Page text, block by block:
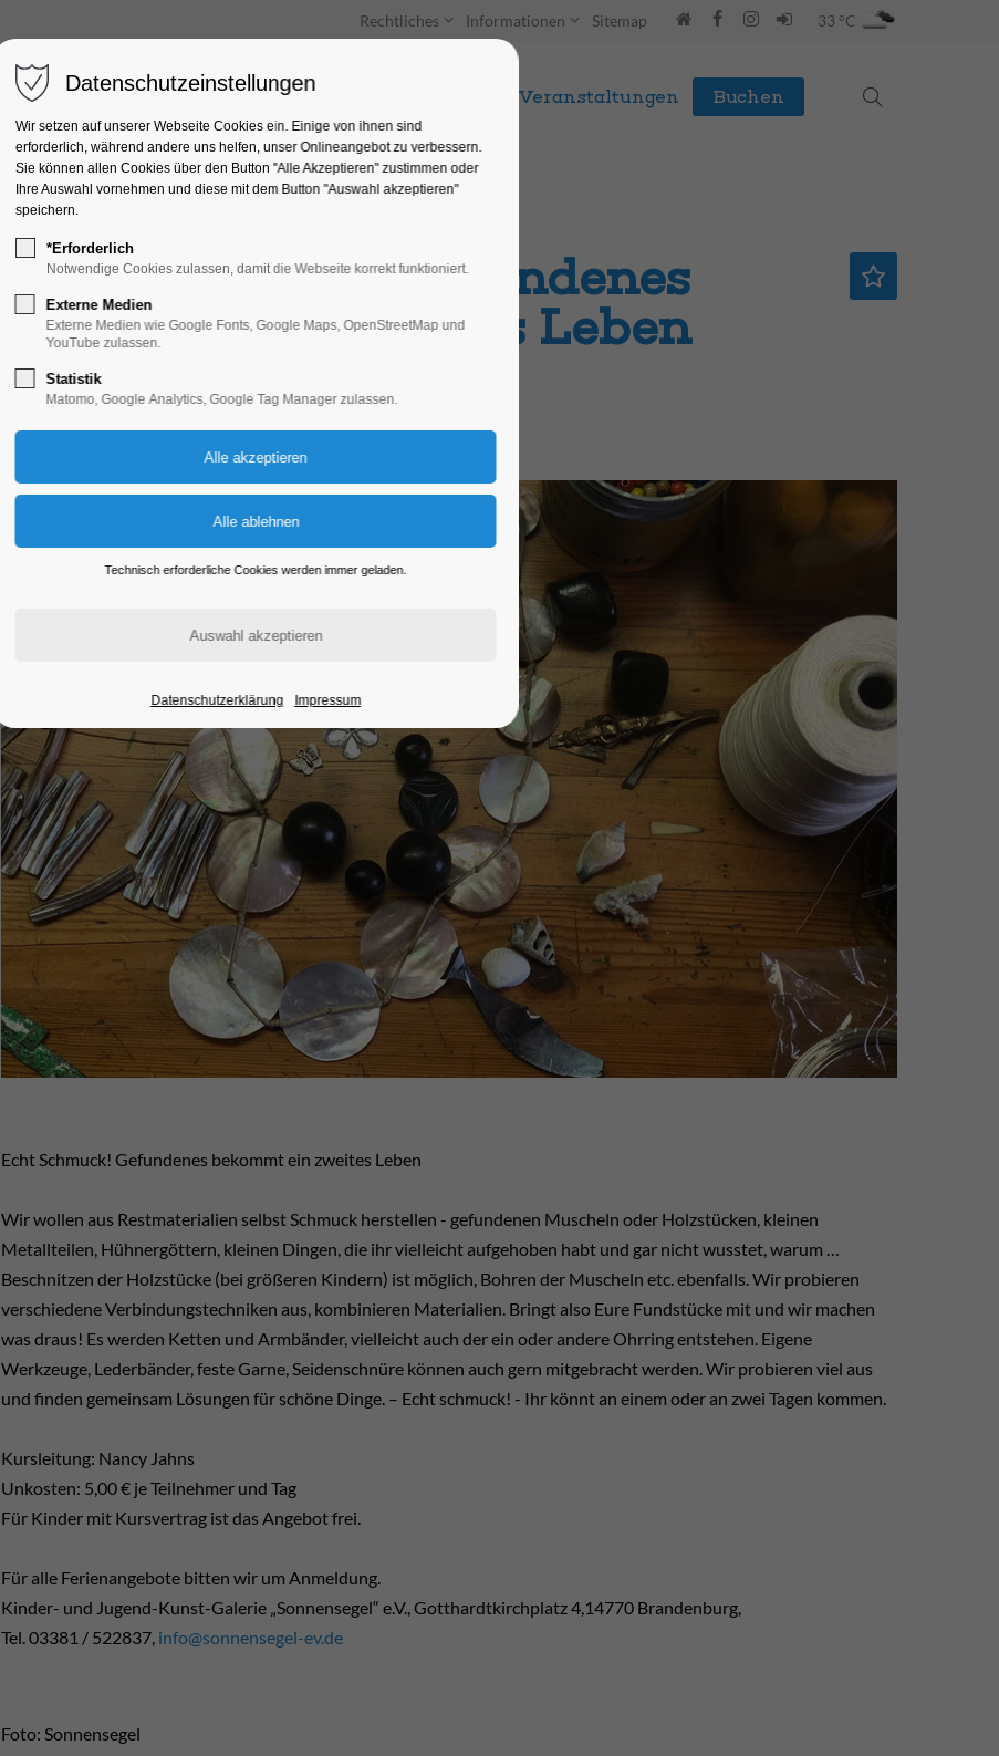
Rechtliches Informationen Sitemap 33 °C
Unterkünfte Entdecken & Erleben Veranstaltungen Buchen
Echt Schmuck! Gefundenes
bekommt ein zweites Leben
Ferienkalender, Kinder, Jugend
20.08.2026, 14:00–16:00
Echt Schmuck! Gefundenes bekommt ein zweites Leben
Wir wollen aus Restmaterialien selbst Schmuck herstellen - gefundenen Muscheln oder Holzstücken, kleinen
Metallteilen, Hühnergöttern, kleinen Dingen, die ihr vielleicht aufgehoben habt und gar nicht wusstet, warum …
Beschnitzen der Holzstücke (bei größeren Kindern) ist möglich, Bohren der Muscheln etc. ebenfalls. Wir probieren
verschiedene Verbindungstechniken aus, kombinieren Materialien. Bringt also Eure Fundstücke mit und wir machen
was draus! Es werden Ketten und Armbänder, vielleicht auch der ein oder andere Ohrring entstehen. Eigene
Werkzeuge, Lederbänder, feste Garne, Seidenschnüre können auch gern mitgebracht werden. Wir probieren viel aus
und finden gemeinsam Lösungen für schöne Dinge. – Echt schmuck! - Ihr könnt an einem oder an zwei Tagen kommen.
Kursleitung: Nancy Jahns
Unkosten: 5,00 € je Teilnehmer und Tag
Für Kinder mit Kursvertrag ist das Angebot frei.
Für alle Ferienangebote bitten wir um Anmeldung.
Kinder- und Jugend-Kunst-Galerie „Sonnensegel“ e.V., Gotthardtkirchplatz 4,14770 Brandenburg,
Tel. 03381 / 522837, info@sonnensegel-ev.de
Foto: Sonnensegel
Datenschutzeinstellungen
Wir setzen auf unserer Webseite Cookies ein. Einige von ihnen sind
erforderlich, während andere uns helfen, unser Onlineangebot zu verbessern.
Sie können allen Cookies über den Button "Alle Akzeptieren" zustimmen oder
Ihre Auswahl vornehmen und diese mit dem Button "Auswahl akzeptieren"
speichern.
*Erforderlich
Notwendige Cookies zulassen, damit die Webseite korrekt funktioniert.
Externe Medien
Externe Medien wie Google Fonts, Google Maps, OpenStreetMap und
YouTube zulassen.
Statistik
Matomo, Google Analytics, Google Tag Manager zulassen.
Technisch erforderliche Cookies werden immer geladen.
Datenschutzerklärung Impressum